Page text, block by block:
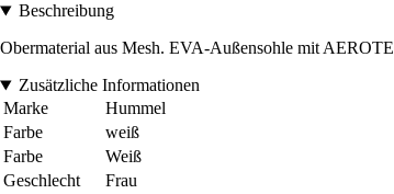
Beschreibung
Obermaterial aus Mesh. EVA-Außensohle mit
Zusätzliche Informationen
Marke
Hummel
Farbe
weiß
Farbe
Weiß
Geschlecht
Frau